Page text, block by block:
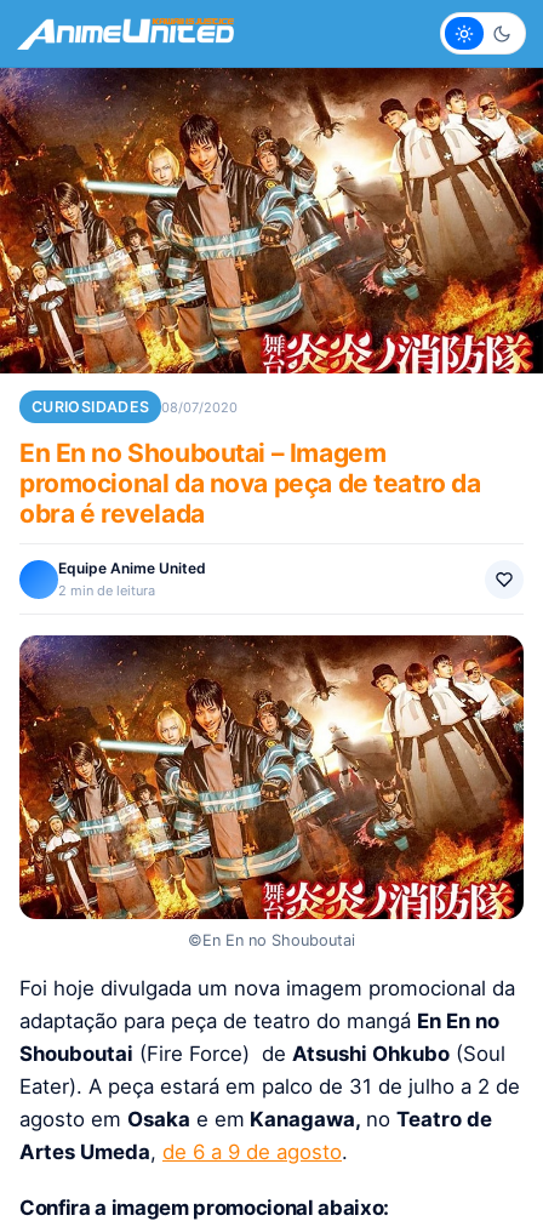
Claro
CURIOSIDADES 08/07/2020
En En no Shouboutai – Imagem
promocional da nova peça de teatro da
obra é revelada
Equipe Anime United
2 min de leitura
©En En no Shouboutai
Foi hoje divulgada um nova imagem promocional da
adaptação para peça de teatro do mangá En En no
Shouboutai (Fire Force) de Atsushi Ohkubo (Soul
Eater). A peça estará em palco de 31 de julho a 2 de
agosto em Osaka e em Kanagawa, no Teatro de
Artes Umeda, de 6 a 9 de agosto.
Confira a imagem promocional abaixo: